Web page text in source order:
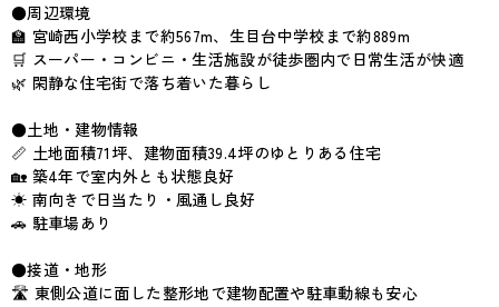
●周辺環境
🏫 宮崎西小学校まで約567m、生目台中学校まで約889m
🛒 スーパー・コンビニ・生活施設が徒歩圏内で日常生活が快適
🌿 閑静な住宅街で落ち着いた暮らし
●土地・建物情報
📏 土地面積71坪、建物面積39.4坪のゆとりある住宅
🏡 築4年で室内外とも状態良好
☀ 南向きで日当たり・風通し良好
🚗 駐車場あり
●接道・地形
🛣 東側公道に面した整形地で建物配置や駐車動線も安心